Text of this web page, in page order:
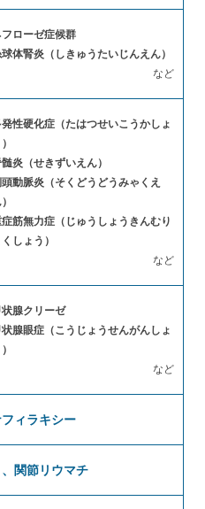
ローゼ症候群
体腎炎（しきゅうたいじんえん）
など
発性硬化症（たはつせいこうかしょ
炎（せきずいえん）
動脈炎（そくどうどうみゃくえ
筋無力症（じゅうしょうきんむり
くしょう）
など
腺クリーゼ
腺眼症（こうじょうせんがんしょ
など
ィラキシー
関節リウマチ